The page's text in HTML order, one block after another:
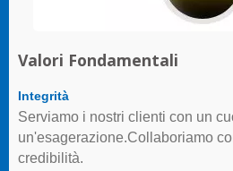
Valori Fondamentali
Integrità
Serviamo i nostri clienti con un
un'esagerazione.Collaboriamo
credibilità.